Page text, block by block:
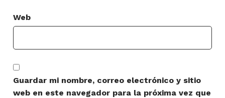
Web
Guardar mi nombre, correo electrónico y sitio
web en este navegador para la próxima vez que